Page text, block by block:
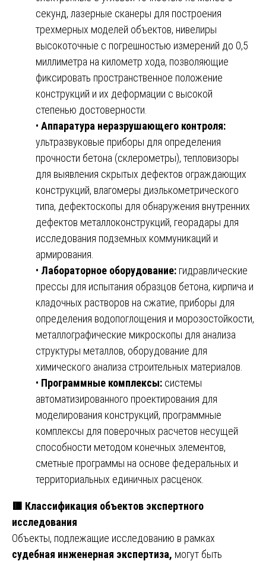
секунд, лазерные сканеры для построения
трехмерных моделей объектов, нивелиры
высокоточные с погрешностью измерений до 0,5
миллиметра на километр хода, позволяющие
фиксировать пространственное положение
конструкций и их деформации с высокой
степенью достоверности.
• Аппаратура неразрушающего контроля:
ультразвуковые приборы для определения
прочности бетона (склерометры), тепловизоры
для выявления скрытых дефектов ограждающих
конструкций, влагомеры диэлькометрического
типа, дефектоскопы для обнаружения внутренних
дефектов металлоконструкций, георадары для
исследования подземных коммуникаций и
армирования.
• Лабораторное оборудование: гидравлические
прессы для испытания образцов бетона, кирпича и
кладочных растворов на сжатие, приборы для
определения водопоглощения и морозостойкости,
металлографические микроскопы для анализа
структуры металлов, оборудование для
химического анализа строительных материалов.
• Программные комплексы: системы
автоматизированного проектирования для
моделирования конструкций, программные
комплексы для поверочных расчетов несущей
способности методом конечных элементов,
сметные программы на основе федеральных и
территориальных единичных расценок.
🟥 Классификация объектов экспертного
исследования
Объекты, подлежащие исследованию в рамках
судебная инженерная экспертиза, могут быть